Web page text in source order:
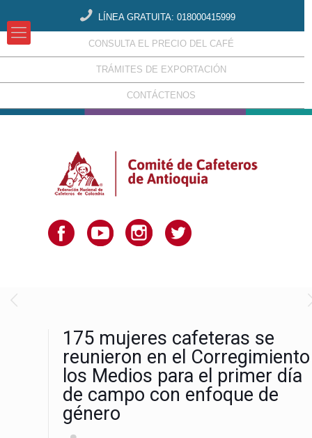
LÍNEA GRATUITA: 018000415999
CONSULTA EL PRECIO DEL CAFÉ
TRÁMITES DE EXPORTACIÓN
CONTÁCTENOS
175 mujeres cafeteras se
reunieron en el Corregimiento
los Medios para el primer día
de campo con enfoque de
género